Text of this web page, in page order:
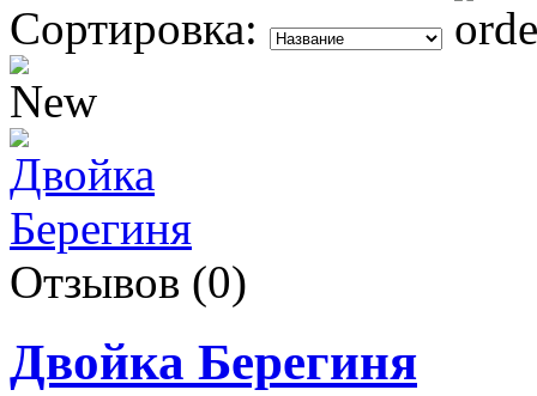
Сортировка:
Отзывов (0)
Двойка Берегиня